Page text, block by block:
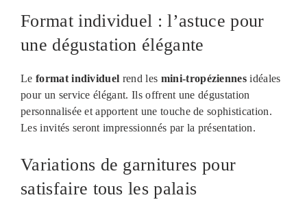
Format individuel : l’astuce pour
une dégustation élégante
Le format individuel rend les mini-tropéziennes idéales
pour un service élégant. Ils offrent une dégustation
personnalisée et apportent une touche de sophistication.
Les invités seront impressionnés par la présentation.
Variations de garnitures pour
satisfaire tous les palais